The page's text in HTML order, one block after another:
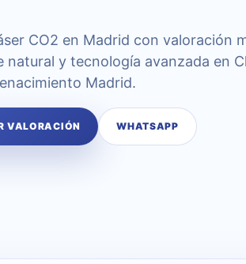
CO2 en Madrid con valoración
natural y tecnología avanzada en
Madrid.
VALORACIÓN WHATSAPP